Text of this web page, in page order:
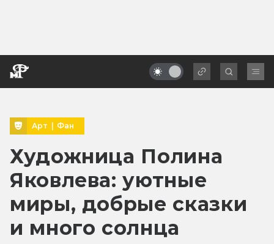
Арт | Фан
Художница Полина
Яковлева: уютные
миры, добрые сказки
и много солнца